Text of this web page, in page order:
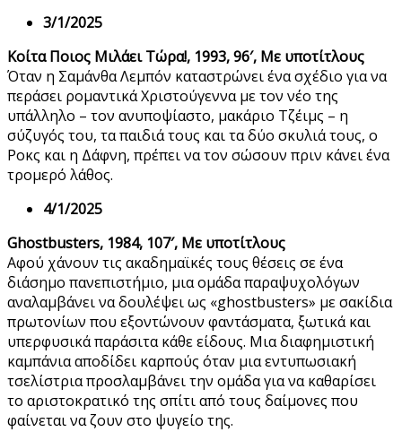
3/1/2025
Κοίτα Ποιος Μιλάει Τώρα!, 1993, 96′, Με υποτίτλους
Όταν η Σαμάνθα Λεμπόν καταστρώνει ένα σχέδιο για να
περάσει ρομαντικά Χριστούγεννα με τον νέο της
υπάλληλο – τον ανυποψίαστο, μακάριο Τζέιμς – η
σύζυγός του, τα παιδιά τους και τα δύο σκυλιά τους, ο
Ροκς και η Δάφνη, πρέπει να τον σώσουν πριν κάνει ένα
τρομερό λάθος.
4/1/2025
Ghostbusters, 1984, 107′, Με υποτίτλους
Αφού χάνουν τις ακαδημαϊκές τους θέσεις σε ένα
διάσημο πανεπιστήμιο, μια ομάδα παραψυχολόγων
αναλαμβάνει να δουλέψει ως «ghostbusters» με σακίδια
πρωτονίων που εξοντώνουν φαντάσματα, ξωτικά και
υπερφυσικά παράσιτα κάθε είδους. Μια διαφημιστική
καμπάνια αποδίδει καρπούς όταν μια εντυπωσιακή
τσελίστρια προσλαμβάνει την ομάδα για να καθαρίσει
το αριστοκρατικό της σπίτι από τους δαίμονες που
φαίνεται να ζουν στο ψυγείο της.